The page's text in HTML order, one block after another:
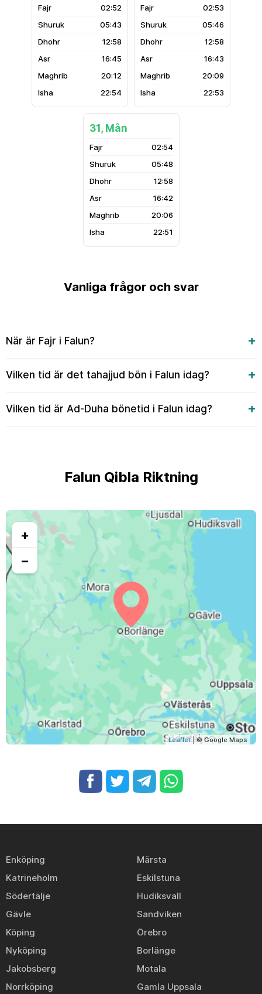
02:52
05:43
12:58
16:45
20:12
22:54
02:53
05:46
12:58
16:43
20:09
22:53
31, Mån
02:54
05:48
12:58
16:42
20:06
22:51
Vanliga frågor och svar
När är Fajr i Falun?
Vilken tid är det tahajjud bön i Falun idag?
Vilken tid är Ad-Duha bönetid i Falun idag?
Falun Qibla Riktning
+
−
Leaflet| © Google Maps
Enköping
Märsta
Katrineholm
Eskilstuna
Södertälje
Hudiksvall
Gävle
Sandviken
Köping
Örebro
Nyköping
Borlänge
Jakobsberg
Motala
Norrköping
Gamla Uppsala